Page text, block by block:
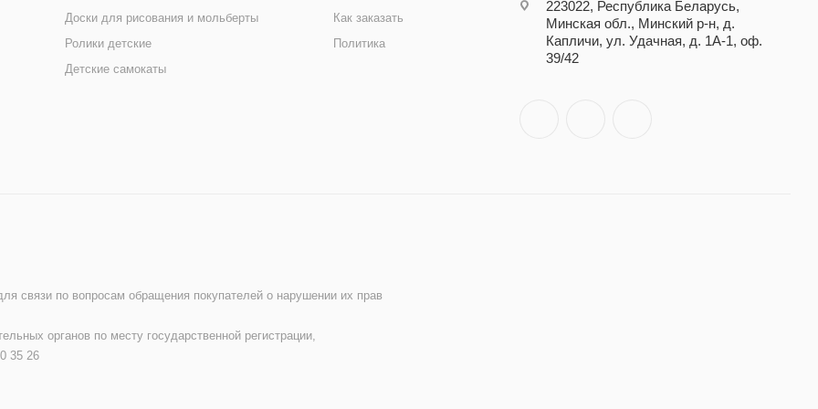
Доски для рисования и мольберты
Ролики детские
Детские самокаты
Как заказать
Политика
223022, Республика Беларусь,
Минская обл., Минский р-н, д.
Капличи, ул. Удачная, д. 1А-1, оф.
39/42
связи по вопросам обращения покупателей о нарушении их прав
органов по месту государственной регистрации,
35 26